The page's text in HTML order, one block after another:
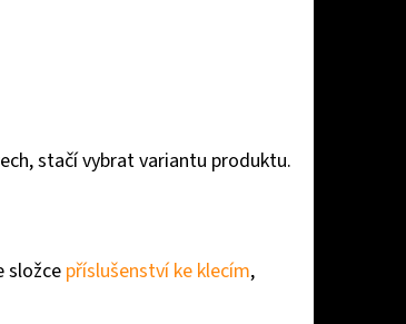
stačí vybrat variantu produktu.
složcepříslušenství ke klecím,